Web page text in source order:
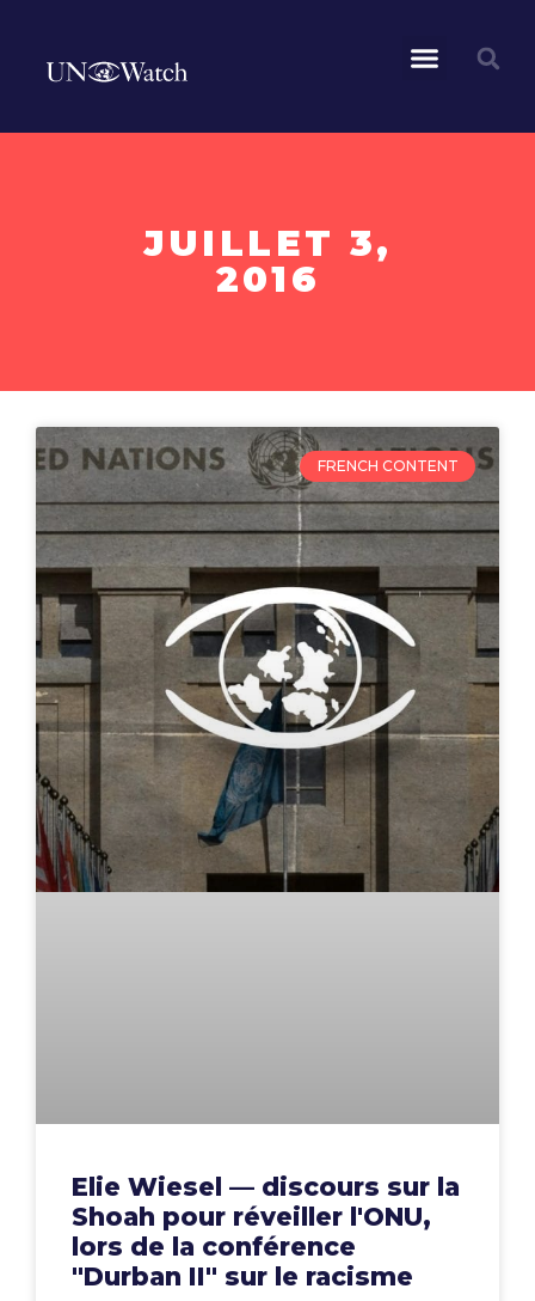
JUILLET 3,
2016
FRENCH CONTENT
Elie Wiesel — discours sur la
Shoah pour réveiller l'ONU,
lors de la conférence
"Durban II" sur le racisme